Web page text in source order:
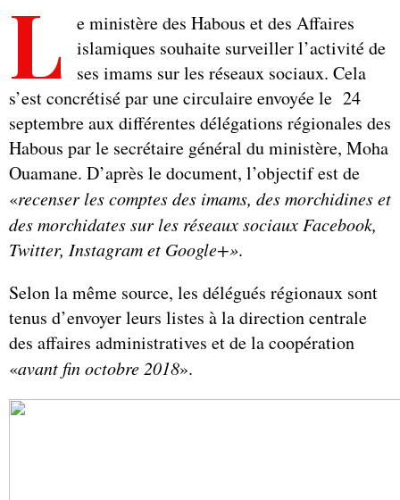
L
e ministère des Habous et des Affaires
islamiques souhaite surveiller l’activité de
ses imams sur les réseaux sociaux. Cela
s’est concrétisé par une circulaire envoyée le 24
septembre aux différentes délégations régionales des
Habous par le secrétaire général du ministère, Moha
Ouamane. D’après le document, l’objectif est de
«recenser les comptes des imams, des morchidines et
des morchidates sur les réseaux sociaux Facebook,
Twitter, Instagram et Google+».
Selon la même source, les délégués régionaux sont
tenus d’envoyer leurs listes à la direction centrale
des affaires administratives et de la coopération
«avant fin octobre 2018».